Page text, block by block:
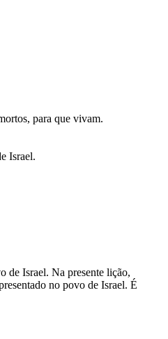
para que vivam.
Israel.
de Israel. Na presente lição,
no povo de Israel. É